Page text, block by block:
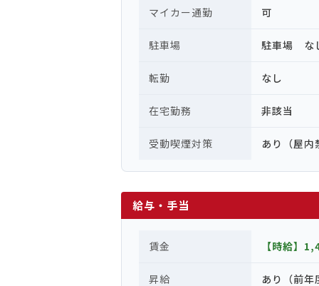
マイカー通勤 可
駐車場 駐車場 な
転勤 なし
在宅勤務 非該当
受動喫煙対策 あり（屋内
給与・手当
賃金 【時給】
昇給 あり（前